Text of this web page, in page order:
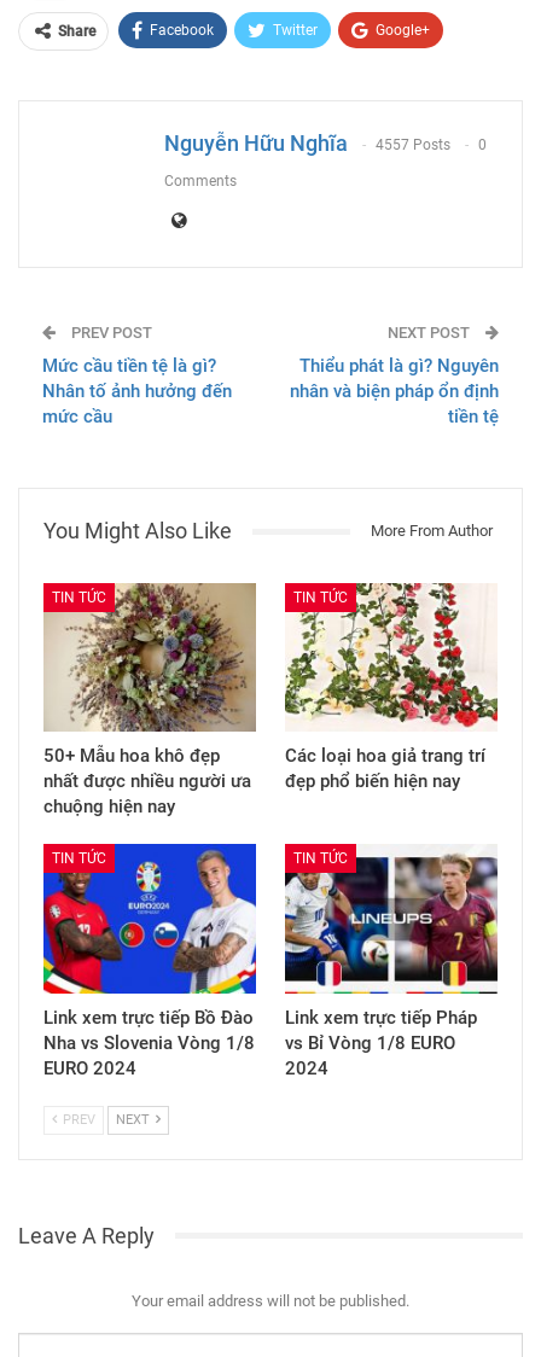
Share Facebook Twitter Google+
Nguyễn Hữu Nghĩa 4557 Posts 0
Comments
PREV POST
Mức cầu tiền tệ là gì?
Nhân tố ảnh hưởng đến
mức cầu
NEXT POST
Thiểu phát là gì? Nguyên
nhân và biện pháp ổn định
tiền tệ
You Might Also Like More From Author
TIN TỨC
50+ Mẫu hoa khô đẹp
nhất được nhiều người ưa
chuộng hiện nay
TIN TỨC
Các loại hoa giả trang trí
đẹp phổ biến hiện nay
TIN TỨC
Link xem trực tiếp Bồ Đào
Nha vs Slovenia Vòng 1/8
EURO 2024
TIN TỨC
Link xem trực tiếp Pháp
vs Bỉ Vòng 1/8 EURO
2024
PREV NEXT
Leave A Reply
Your email address will not be published.